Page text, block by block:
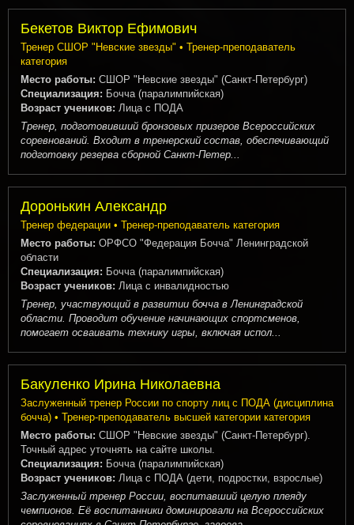
Бекетов Виктор Ефимович
Тренер СШОР "Невские звезды" • Тренер-преподаватель
категория
Место работы: СШОР "Невские звезды" (Санкт-Петербург)
Специализация: Бочча (паралимпийская)
Возраст учеников: Лица с ПОДА
Тренер, подготовивший бронзовых призеров Всероссийских
соревнований. Входит в тренерский состав, обеспечивающий
подготовку резерва сборной Санкт-Петер...
Доронькин Александр
Тренер федерации • Тренер-преподаватель категория
Место работы: ОРФСО "Федерация Бочча" Ленинградской
области
Специализация: Бочча (паралимпийская)
Возраст учеников: Лица с инвалидностью
Тренер, участвующий в развитии бочча в Ленинградской
области. Проводит обучение начинающих спортсменов,
помогает осваивать технику игры, включая испол...
Бакуленко Ирина Николаевна
Заслуженный тренер России по спорту лиц с ПОДА (дисциплина
бочча) • Тренер-преподаватель высшей категории категория
Место работы: СШОР "Невские звезды" (Санкт-Петербург).
Точный адрес уточнять на сайте школы.
Специализация: Бочча (паралимпийская)
Возраст учеников: Лица с ПОДА (дети, подростки, взрослые)
Заслуженный тренер России, воспитавший целую плеяду
чемпионов. Её воспитанники доминировали на Всероссийских